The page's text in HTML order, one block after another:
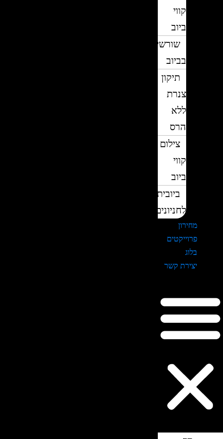
קווי
ביוב
שורשים
בביוב
תיקון
צנרת
ללא
הרס
צילום
קווי
ביוב
ביובית
לחניונים
מחירון
פרוייקטים
בלוג
יצירת קשר